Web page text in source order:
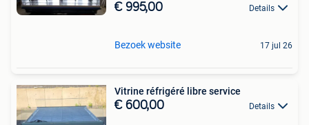
€ 995,00 Details
Bezoek website 17 jul 26
Vitrine réfrigéré libre service
€ 600,00 Details